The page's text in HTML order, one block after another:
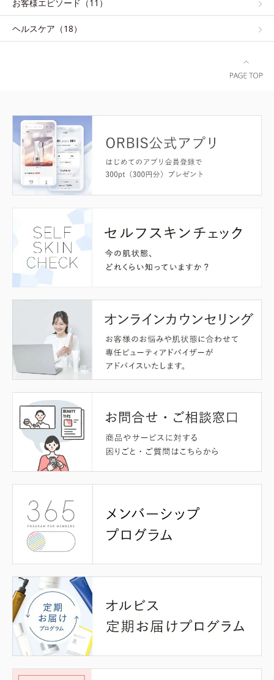
お客様エピソード（11）
ヘルスケア（18）